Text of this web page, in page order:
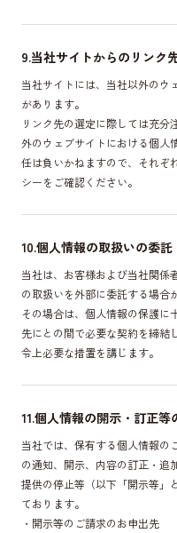
9.当社サイトからのリンク
当社サイトには、当社以外のウ
があります。
リンク先の選定に際しては充
外のウェブサイトにおける個人
任は負いかねますので、それぞ
シーをご確認ください。
10.個人情報の取扱いの委託
当社は、お客様および当社関係
の取扱いを外部に委託する場合
その場合は、個人情報の保護に
先にとの間で必要な契約を締結
令上必要な措置を講じます。
11.個人情報の開示・訂正等
当社では、保有する個人情報の
の通知、開示、内容の訂正・追
提供の停止等（以下「開示等」
ております。
・開示等のご請求のお申出先